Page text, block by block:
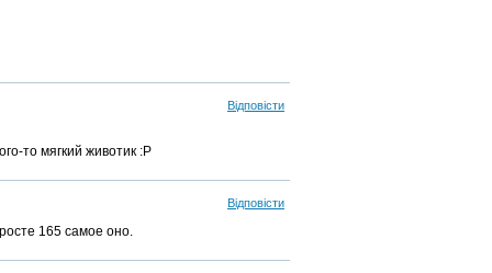
Відповісти
то мягкий животик :Р
Відповісти
165 самое оно.